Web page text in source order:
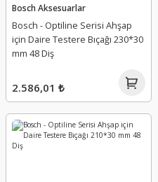
Bosch Aksesuarlar
Bosch - Optiline Serisi Ahşap
için Daire Testere Bıçağı 230*30
mm 48 Diş
2.586,01 ₺